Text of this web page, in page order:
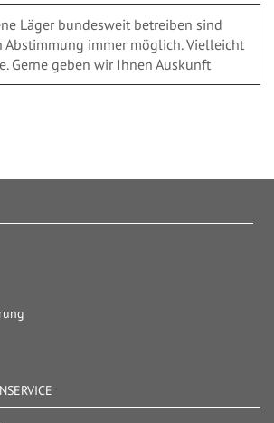
Läger bundesweit betreiben sind
Abstimmung immer möglich. Vielleicht
Gerne geben wir Ihnen Auskunft